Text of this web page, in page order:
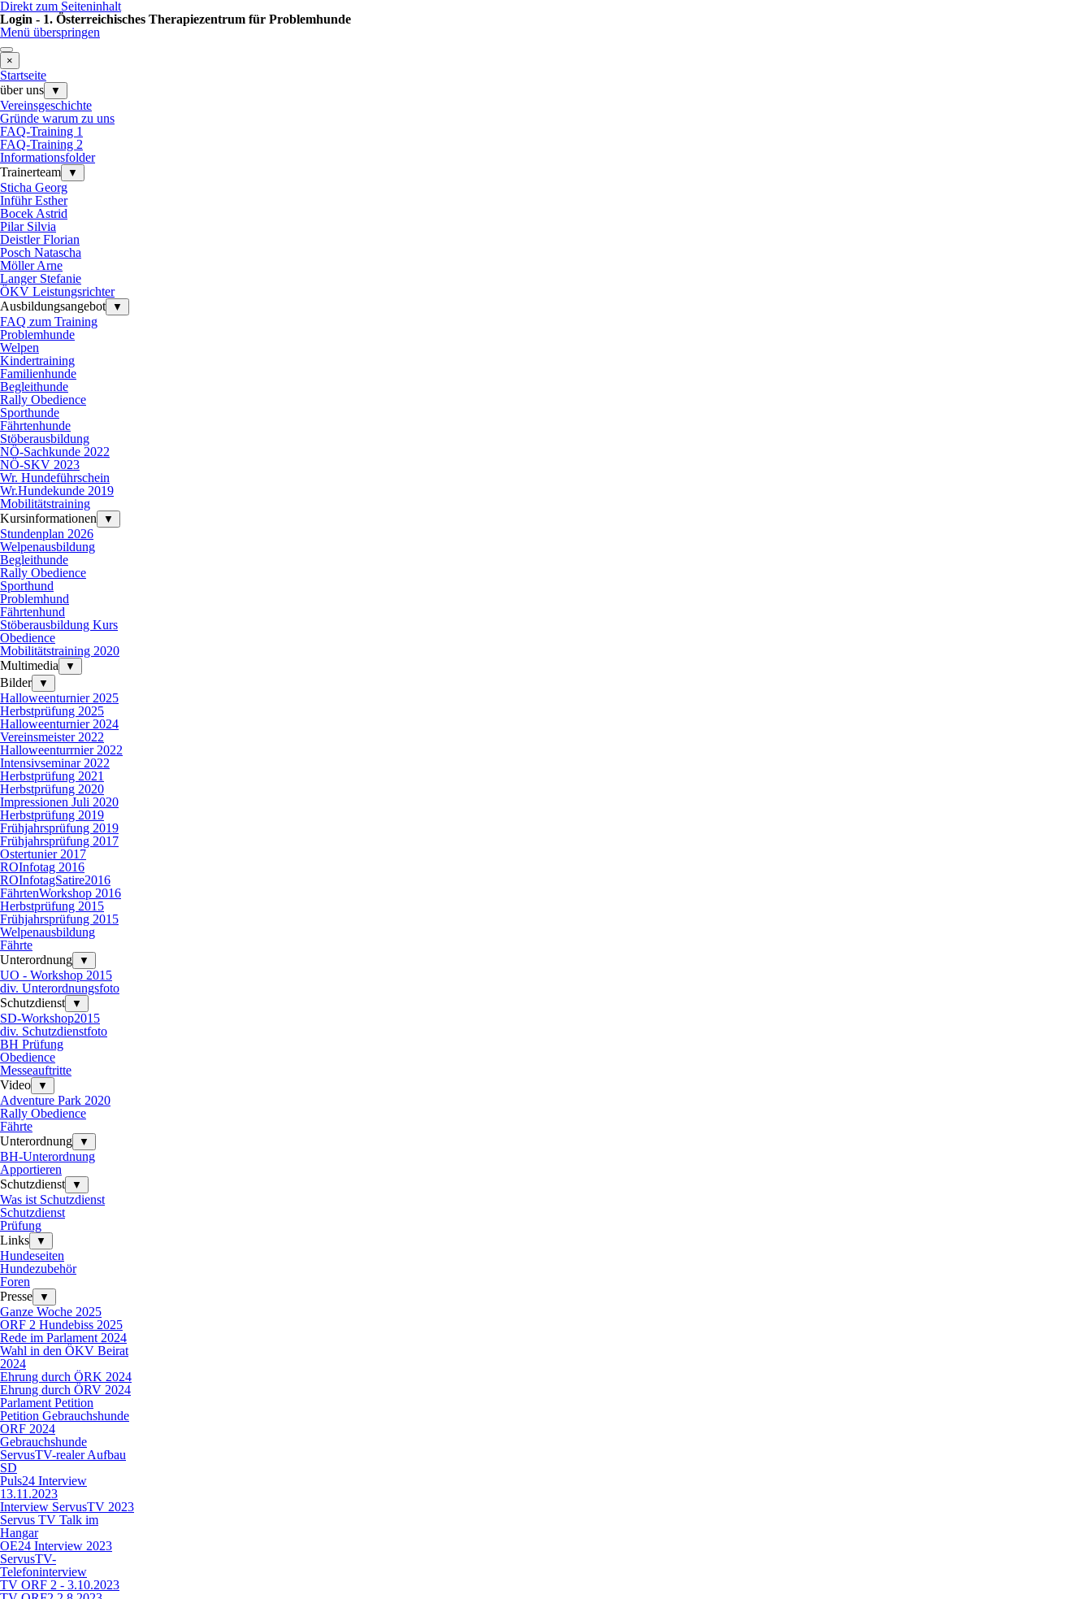
Direkt zum Seiteninhalt
Login - 1. Österreichisches Therapiezentrum für Problemhunde
Menü überspringen
×
Startseite
über uns
▼
Vereinsgeschichte
Gründe warum zu uns
FAQ-Training 1
FAQ-Training 2
Informationsfolder
Trainerteam
▼
Sticha Georg
Inführ Esther
Bocek Astrid
Pilar Silvia
Deistler Florian
Posch Natascha
Möller Arne
Langer Stefanie
ÖKV Leistungsrichter
Ausbildungsangebot
▼
FAQ zum Training
Problemhunde
Welpen
Kindertraining
Familienhunde
Begleithunde
Rally Obedience
Sporthunde
Fährtenhunde
Stöberausbildung
NÖ-Sachkunde 2022
NÖ-SKV 2023
Wr. Hundeführschein
Wr.Hundekunde 2019
Mobilitätstraining
Kursinformationen
▼
Stundenplan 2026
Welpenausbildung
Begleithunde
Rally Obedience
Sporthund
Problemhund
Fährtenhund
Stöberausbildung Kurs
Obedience
Mobilitätstraining 2020
Multimedia
▼
Bilder ▼
Halloweenturnier 2025
Herbstprüfung 2025
Halloweenturnier 2024
Vereinsmeister 2022
Halloweenturrnier 2022
Intensivseminar 2022
Herbstprüfung 2021
Herbstprüfung 2020
Impressionen Juli 2020
Herbstprüfung 2019
Frühjahrsprüfung 2019
Frühjahrsprüfung 2017
Ostertunier 2017
ROInfotag 2016
ROInfotagSatire2016
FährtenWorkshop 2016
Herbstprüfung 2015
Frühjahrsprüfung 2015
Welpenausbildung
Fährte
Unterordnung
▼
UO - Workshop 2015
div. Unterordnungsfoto
Schutzdienst
▼
SD-Workshop2015
div. Schutzdienstfoto
BH Prüfung
Obedience
Messeauftritte
Video
▼
Adventure Park 2020
Rally Obedience
Fährte
Unterordnung
▼
BH-Unterordnung
Apportieren
Schutzdienst
▼
Was ist Schutzdienst
Schutzdienst
Prüfung
Links
▼
Hundeseiten
Hundezubehör
Foren
Presse
▼
Ganze Woche 2025
ORF 2 Hundebiss 2025
Rede im Parlament 2024
Wahl in den ÖKV Beirat
2024
Ehrung durch ÖRK 2024
Ehrung durch ÖRV 2024
Parlament Petition
Petition Gebrauchshunde
ORF 2024
Gebrauchshunde
ServusTV-realer Aufbau
SD
Puls24 Interview
13.11.2023
Interview ServusTV 2023
Servus TV Talk im
Hangar
OE24 Interview 2023
ServusTV-
Telefoninterview
TV ORF 2 - 3.10.2023